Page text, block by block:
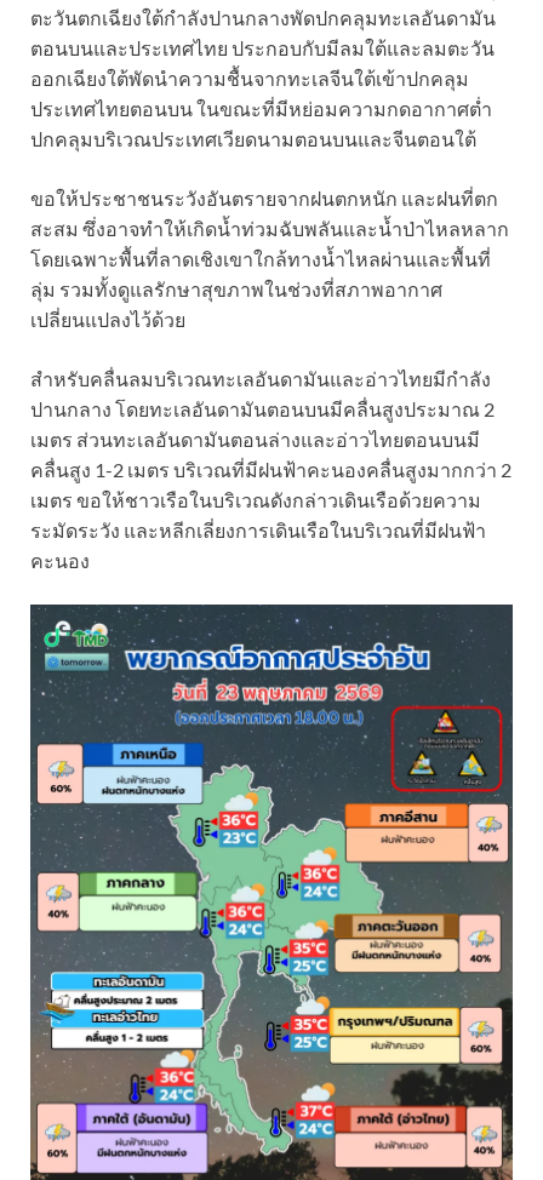
ตะวันตกเฉียงใต้กำลังปานกลางพัดปกคลุมทะเลอันดามัน
ตอนบนและประเทศไทย ประกอบกับมีลมใต้และลมตะวัน
ออกเฉียงใต้พัดนำความชื้นจากทะเลจีนใต้เข้าปกคลุม
ประเทศไทยตอนบน ในขณะที่มีหย่อมความกดอากาศต่ำ
ปกคลุมบริเวณประเทศเวียดนามตอนบนและจีนตอนใต้
ขอให้ประชาชนระวังอันตรายจากฝนตกหนัก และฝนที่ตก
สะสม ซึ่งอาจทำให้เกิดน้ำท่วมฉับพลันและน้ำป่าไหลหลาก
โดยเฉพาะพื้นที่ลาดเชิงเขาใกล้ทางน้ำไหลผ่านและพื้นที่
ลุ่ม รวมทั้งดูแลรักษาสุขภาพในช่วงที่สภาพอากาศ
เปลี่ยนแปลงไว้ด้วย
สำหรับคลื่นลมบริเวณทะเลอันดามันและอ่าวไทยมีกำลัง
ปานกลาง โดยทะเลอันดามันตอนบนมีคลื่นสูงประมาณ 2
เมตร ส่วนทะเลอันดามันตอนล่างและอ่าวไทยตอนบนมี
คลื่นสูง 1-2 เมตร บริเวณที่มีฝนฟ้าคะนองคลื่นสูงมากกว่า 2
เมตร ขอให้ชาวเรือในบริเวณดังกล่าวเดินเรือด้วยความ
ระมัดระวัง และหลีกเลี่ยงการเดินเรือในบริเวณที่มีฝนฟ้า
คะนอง